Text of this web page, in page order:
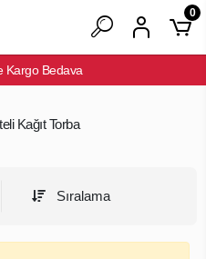
Kargo Bedava
0
Kağıt Torba
Sıralama